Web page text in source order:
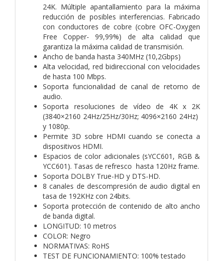
24K. Múltiple apantallamiento para la máxima
reducción de posibles interferencias. Fabricado
con conductores de cobre (cobre OFC-Oxygen
Free Copper- 99,99%) de alta calidad que
garantiza la máxima calidad de transmisión.
Ancho de banda hasta 340MHz (10,2Gbps)
Alta velocidad, red bidireccional con velocidades
de hasta 100 Mbps.
Soporta funcionalidad de canal de retorno de
audio.
Soporta resoluciones de vídeo de 4K x 2K
(3840×2160 24Hz/25Hz/30Hz; 4096×2160 24Hz)
y 1080p.
Permite 3D sobre HDMI cuando se conecta a
dispositivos HDMI.
Espacios de color adicionales (sYCC601, RGB &
YCC601). Tasas de refresco hasta 120Hz frame.
Soporta DOLBY True-HD y DTS-HD.
8 canales de descompresión de audio digital en
tasa de 192KHz con 24bits.
Soporta protección de contenido de alto ancho
de banda digital.
LONGITUD: 10 metros
COLOR: Negro
NORMATIVAS: RoHS
TEST DE FUNCIONAMIENTO: 100% testado